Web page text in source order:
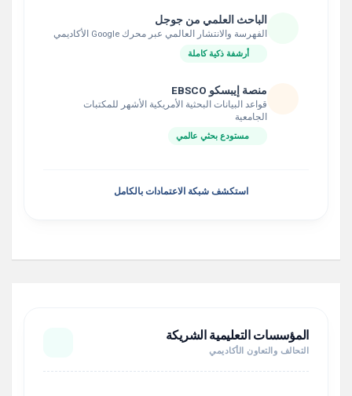
الباحث العلمي من جوجل
الفهرسة والانتشار العالمي عبر محرك Google الأكاديمي
أرشفة ذكية كاملة
منصة إيبسكو EBSCO
قواعد البيانات البحثية الأمريكية الأشهر للمكتبات
الجامعية
مستودع بحثي عالمي
استكشف شبكة الاعتمادات بالكامل
المؤسسات التعليمية الشريكة
التحالف والتعاون الأكاديمي